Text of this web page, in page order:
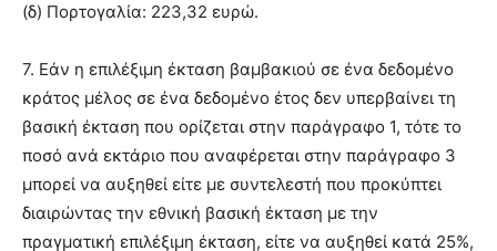
(δ) Πορτογαλία: 223,32 ευρώ.
7. Εάν η επιλέξιμη έκταση βαμβακιού σε ένα δεδομένο
κράτος μέλος σε ένα δεδομένο έτος δεν υπερβαίνει τη
βασική έκταση που ορίζεται στην παράγραφο 1, τότε το
ποσό ανά εκτάριο που αναφέρεται στην παράγραφο 3
μπορεί να αυξηθεί είτε με συντελεστή που προκύπτει
διαιρώντας την εθνική βασική έκταση με την
πραγματική επιλέξιμη έκταση, είτε να αυξηθεί κατά 25%,